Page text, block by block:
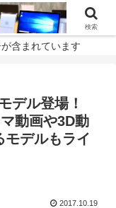
含まれています
デル登場！
動画や3D動
モデルもライ
2017.10.19
検索